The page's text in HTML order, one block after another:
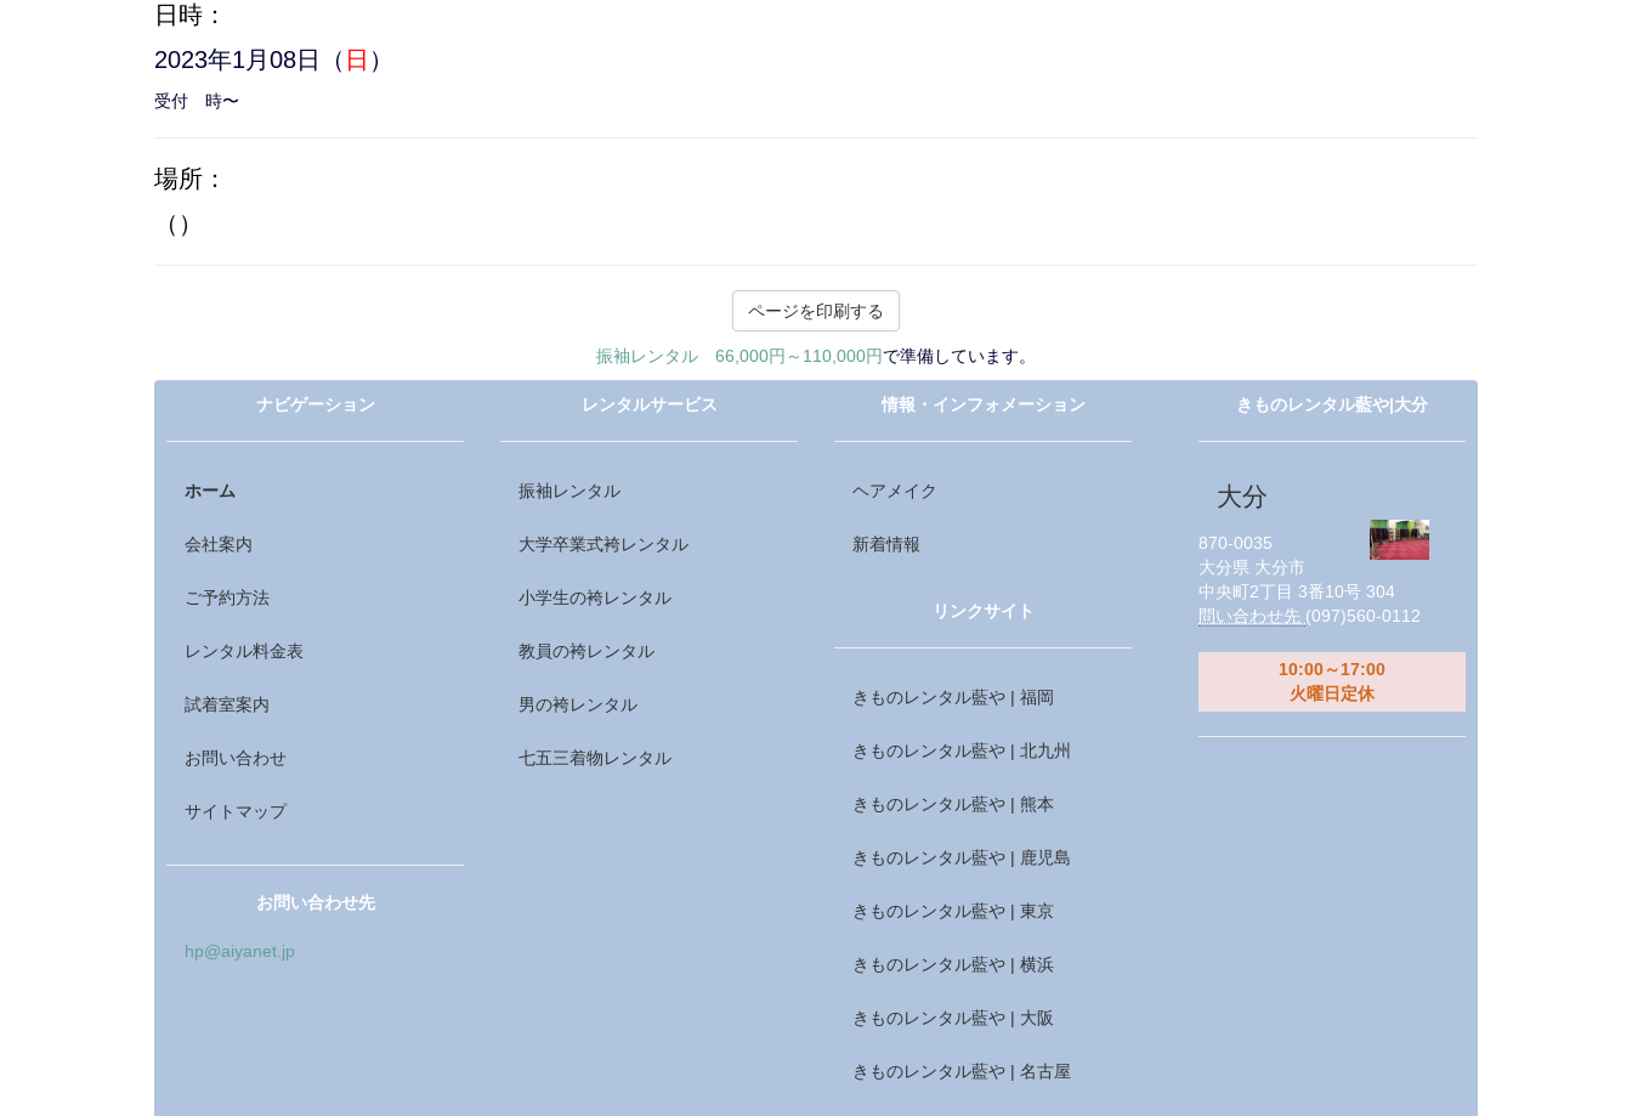
日時：
2023年1月08日（ 日 ）
受付 時〜
場所：
（）
振袖レンタル 66,000円～110,000円で準備しています。
ナビゲーション
ホーム
会社案内
ご予約方法
レンタル料金表
試着室案内
お問い合わせ
サイトマップ
お問い合わせ先
hp@aiyanet.jp
レンタルサービス
振袖レンタル
大学卒業式袴レンタル
小学生の袴レンタル
教員の袴レンタル
男の袴レンタル
七五三着物レンタル
情報・インフォメーション
ヘアメイク
新着情報
リンクサイト
きものレンタル藍や | 福岡
きものレンタル藍や | 北九州
きものレンタル藍や | 熊本
きものレンタル藍や | 鹿児島
きものレンタル藍や | 東京
きものレンタル藍や | 横浜
きものレンタル藍や | 大阪
きものレンタル藍や | 名古屋
きものレンタル藍や|大分
大分
870-0035
大分県 大分市
中央町2丁目 3番10号 304
問い合わせ先 (097)560-0112
10:00～17:00
火曜日定休